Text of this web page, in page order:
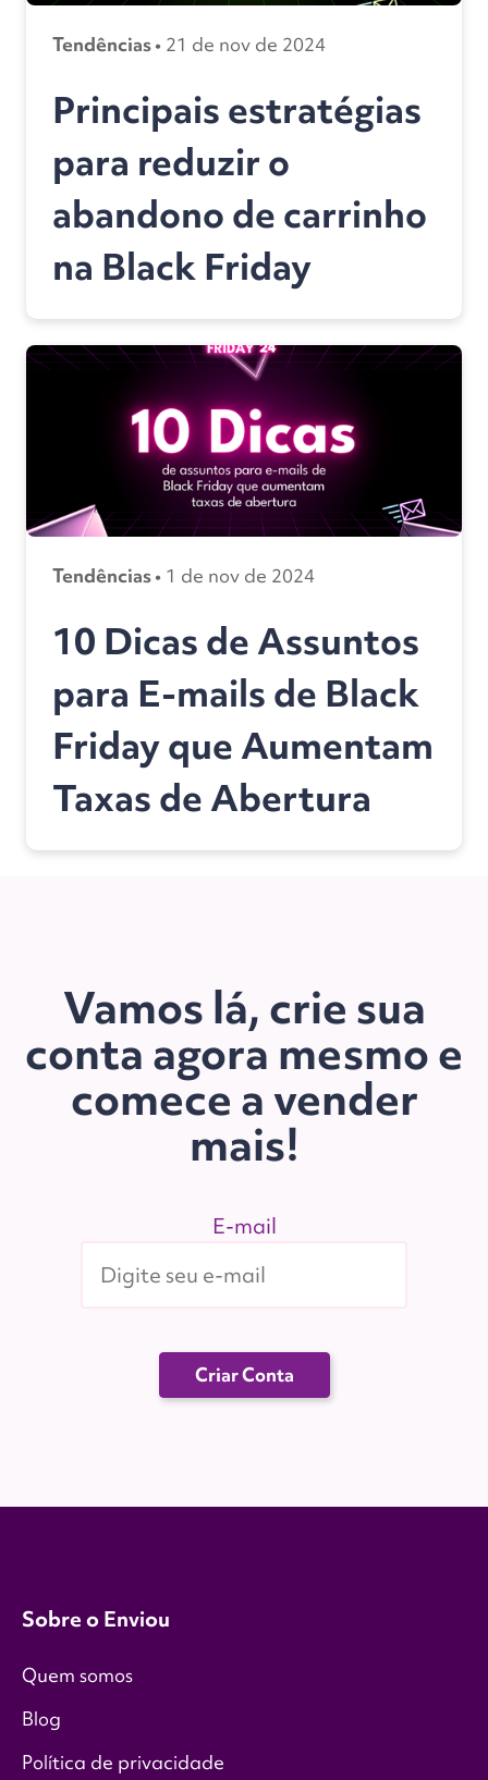
Tendências • 21 de nov de 2024
Principais estratégias
para reduzir o
abandono de carrinho
na Black Friday
Tendências • 1 de nov de 2024
10 Dicas de Assuntos
para E-mails de Black
Friday que Aumentam
Taxas de Abertura
Vamos lá, crie sua
conta agora mesmo e
comece a vender
mais!
E-mail
Criar Conta
Sobre o Enviou
Quem somos
Blog
Política de privacidade